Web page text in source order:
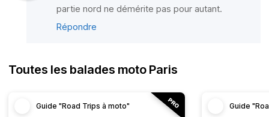
partie nord ne démérite pas pour autant.
Répondre
Toutes les balades moto Paris
Guide "Road Trips à moto" Guide